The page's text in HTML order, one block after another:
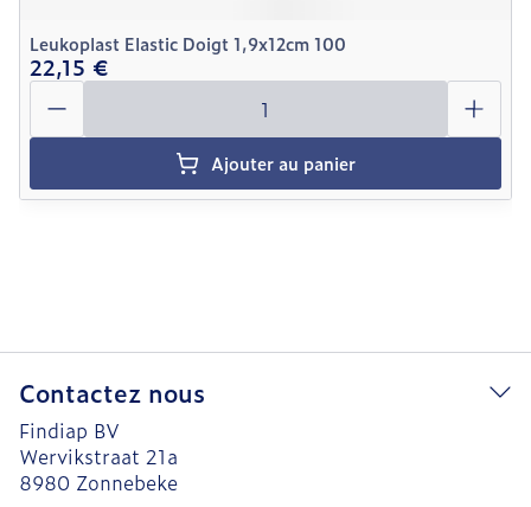
Leukoplast Elastic Doigt 1,9x12cm 100
22,15 €
Quantité
Ajouter au panier
Contactez nous
Findiap BV
Wervikstraat 21a
8980 Zonnebeke